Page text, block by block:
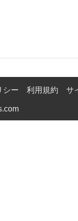
シー 利用規約 サ